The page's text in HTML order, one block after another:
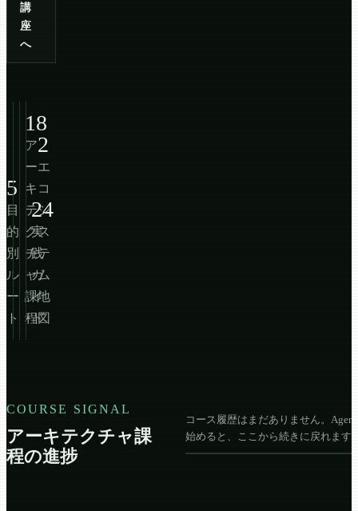
講
座
へ
目
的
別
ル
ー
ト
5
ア
ー
キ
テ
ク
チ
ャ
課
程
18
実
践
ガ
イ
ド
24
エ
コ
シ
ス
テ
ム
地
図
2
COURSE SIGNAL
アーキテクチャ課
程の進捗
コース履歴はまだありません。
始めると、ここから続きに戻れます